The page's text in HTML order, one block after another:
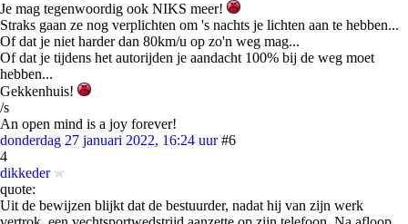
Je mag tegenwoordig ook NIKS meer!
Straks gaan ze nog verplichten om 's nachts je lichten aan te hebben...
Of dat je niet harder dan 80km/u op zo'n weg mag...
Of dat je tijdens het autorijden je aandacht 100% bij de weg moet
hebben...
Gekkenhuis!
/s
An open mind is a joy forever!
donderdag 27 januari 2022, 16:24 uur #6
4
dikkeder
quote:
Uit de bewijzen blijkt dat de bestuurder, nadat hij van zijn werk